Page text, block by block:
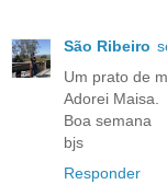
São Ribeiro
Um prato de
Adorei Maisa.
Boa semana
bjs
Responder